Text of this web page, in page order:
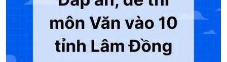
nhé.